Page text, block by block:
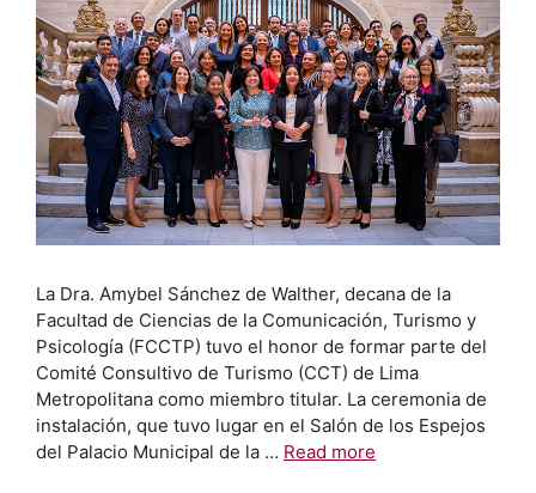
La Dra. Amybel Sánchez de Walther, decana de la
Facultad de Ciencias de la Comunicación, Turismo y
Psicología (FCCTP) tuvo el honor de formar parte del
Comité Consultivo de Turismo (CCT) de Lima
Metropolitana como miembro titular. La ceremonia de
instalación, que tuvo lugar en el Salón de los Espejos
del Palacio Municipal de la … Read more